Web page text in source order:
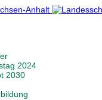
2024
2030